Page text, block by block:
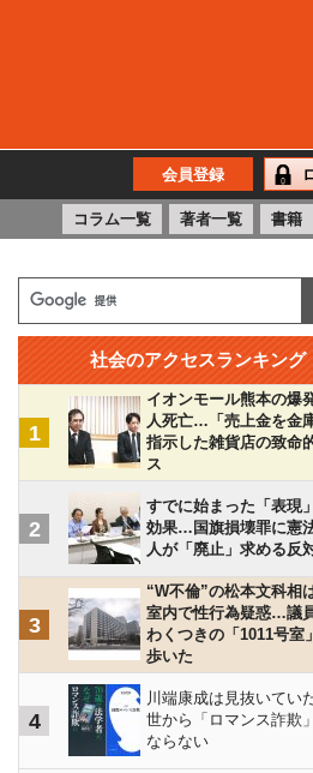
会員登録
コラム一覧 著者一覧 書籍
社会のアクセスランキング
1
イオンモール熊本の爆
人死亡…「売上金を金
指示した雑貨店の致命
ス
2
すでに始まった「表現
効果…国旗損壊罪に憲
人が「廃止」求める反
3
“W不倫”の松本文科相
室内で性行為疑惑…議
わくつきの「1011号室
歩いた
4
川端康成は見抜いてい
世から「ロマンス詐欺
ならない